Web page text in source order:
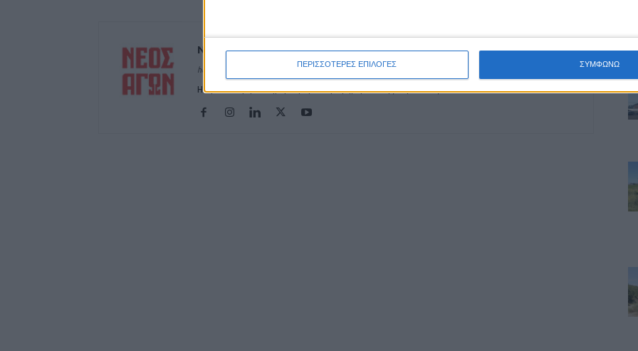
ΠΕΡΙΣΣΟΤΕΡΕΣ ΕΠΙΛΟΓΕΣ ΣΥΜΦΩΝΩ
ΝΕΟΣ ΑΓΩΝ
https://neosagon.gr
Η Αρχαιότερη Καθημερινή Πρωινή Εφημερίδα της Καρδίτσας